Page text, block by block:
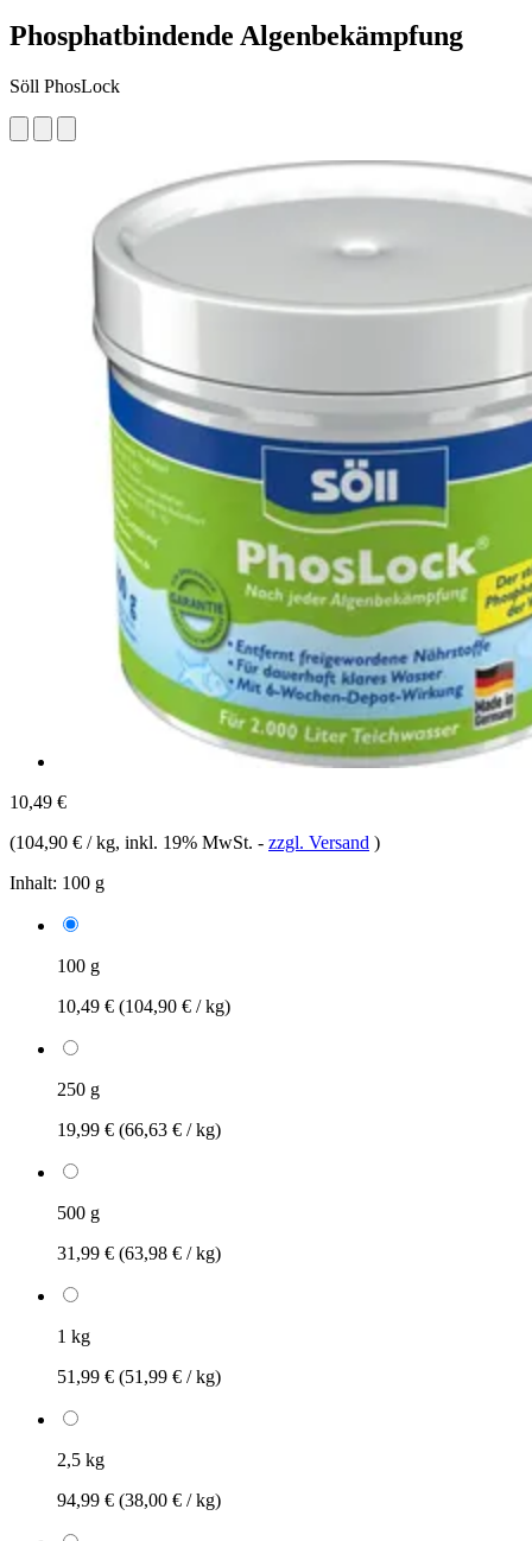
Phosphatbindende Algenbekämpfung
Söll PhosLock
10,49 €
(104,90 € / kg, inkl. 19% MwSt. - zzgl. Versand )
Inhalt: 100 g
100 g
10,49 € (104,90 € / kg)
250 g
19,99 € (66,63 € / kg)
500 g
31,99 € (63,98 € / kg)
1 kg
51,99 € (51,99 € / kg)
2,5 kg
94,99 € (38,00 € / kg)